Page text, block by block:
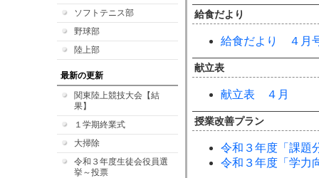
ソフトテニス部
野球部
陸上部
最新の更新
関東陸上競技大会【結
果】
１学期終業式
大掃除
令和３年度生徒会役員選
挙～投票
給食だより
給食だより ４月
献立表
献立表 ４月
授業改善プラン
令和３年度「課題
令和３年度「学力